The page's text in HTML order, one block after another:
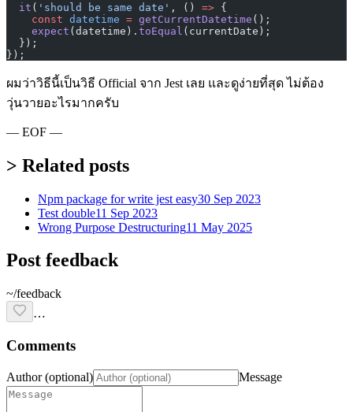
  it
( 'should be same date' , () => {
    const
datetime = getCurrentDatetime ();
    expect
(datetime). toEqual (currentDate);
  });
});
ผมว่าวิธีนี้เป็นวิธี Official จาก Jest เลย และดูง่ายที่สุด ไม่ต้อง
วุ่นวายอะไรมากครับ
— EOF —
> Related posts
Npm package for write jest easy30 Sep 2023
Test double11 Sep 2023
Wrong Purpose Destructuring11 May 2025
Post feedback
~/feedback
…
Comments
Author (optional) Message